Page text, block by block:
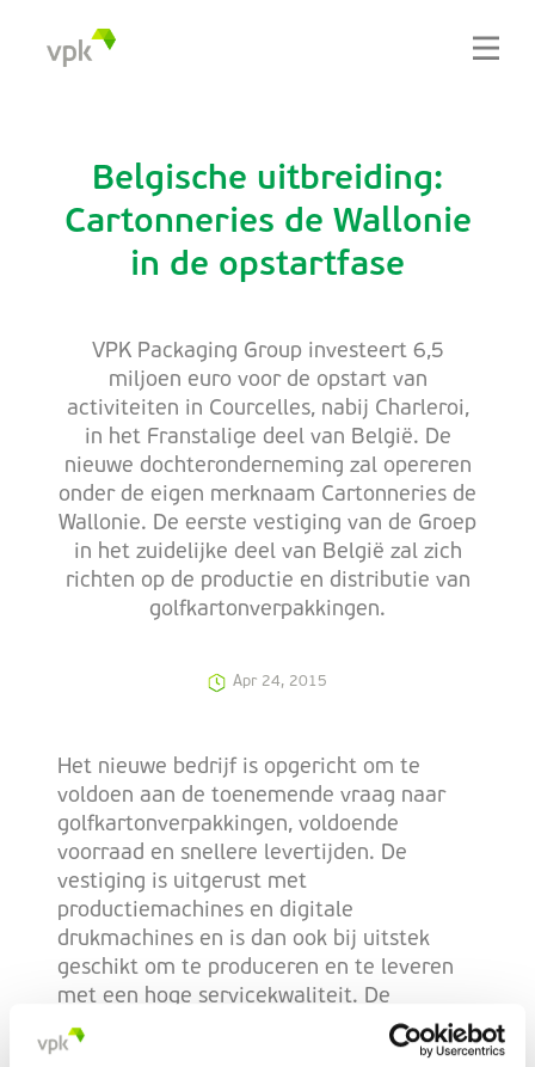
Belgische uitbreiding:
Cartonneries de Wallonie
in de opstartfase
VPK Packaging Group investeert 6,5
miljoen euro voor de opstart van
activiteiten in Courcelles, nabij Charleroi,
in het Franstalige deel van België. De
nieuwe dochteronderneming zal opereren
onder de eigen merknaam Cartonneries de
Wallonie. De eerste vestiging van de Groep
in het zuidelijke deel van België zal zich
richten op de productie en distributie van
golfkartonverpakkingen.
Apr 24, 2015
Het nieuwe bedrijf is opgericht om te
voldoen aan de toenemende vraag naar
golfkartonverpakkingen, voldoende
voorraad en snellere levertijden. De
vestiging is uitgerust met
productiemachines en digitale
drukmachines en is dan ook bij uitstek
geschikt om te produceren en te leveren
met een hoge servicekwaliteit. De
bestaande VPK-vestigingen in de
omgeving zullen zowel het productaanbod